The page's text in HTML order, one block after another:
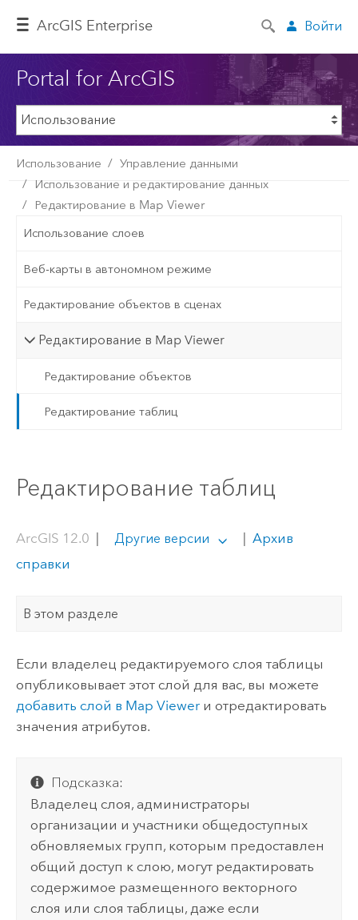
ArcGIS Enterprise Войти
Portal for ArcGIS
Использование
Управление данными
Использование и редактирование данных
Редактирование в Map Viewer
Использование слоев
Веб-карты в автономном режиме
Редактирование объектов в сценах
Редактирование в Map Viewer
Редактирование объектов
Редактирование таблиц
Редактирование таблиц
ArcGIS 12.0 Другие версии
Архив
справки
В этом разделе
Если владелец редактируемого слоя таблицы
опубликовывает этот слой для вас, вы можете
добавить слой в Map Viewerи отредактировать
значения атрибутов.
Подсказка:
Владелец слоя, администраторы
организации и участники общедоступных
обновляемых групп, которым предоставлен
общий доступ к слою, могут редактировать
содержимое размещенного векторного
слоя или слоя таблицы, даже если